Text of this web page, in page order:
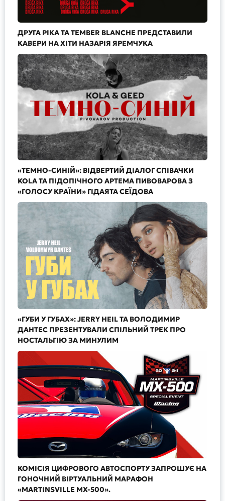
ДРУГА РІКА ТА TEMBER BLANCHE ПРЕДСТАВИЛИ
КАВЕРИ НА ХІТИ НАЗАРІЯ ЯРЕМЧУКА
«ТЕМНО-СИНІЙ»: ВІДВЕРТИЙ ДІАЛОГ СПІВАЧКИ
KOLA ТА ПІДОПІЧНОГО АРТЕМА ПИВОВАРОВА З
«ГОЛОСУ КРАЇНИ» ГІДАЯТА СЕЇДОВА
«ГУБИ У ГУБАХ»: JERRY HEIL ТА ВОЛОДИМИР
ДАНТЕС ПРЕЗЕНТУВАЛИ СПІЛЬНИЙ ТРЕК ПРО
НОСТАЛЬГІЮ ЗА МИНУЛИМ
КОМІСІЯ ЦИФРОВОГО АВТОСПОРТУ ЗАПРОШУЄ НА
ГОНОЧНИЙ ВІРТУАЛЬНИЙ МАРАФОН
«MARTINSVILLE MX-500».